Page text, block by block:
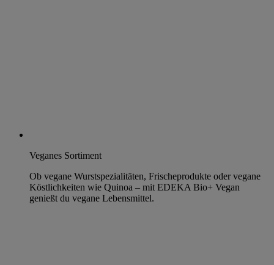
Veganes Sortiment
Ob vegane Wurstspezialitäten, Frischeprodukte oder vegane
Köstlichkeiten wie Quinoa – mit EDEKA Bio+ Vegan
genießt du vegane Lebensmittel.